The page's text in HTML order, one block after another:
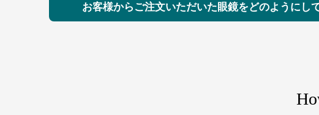
お客様からご注文いただいた眼鏡をどのようにし